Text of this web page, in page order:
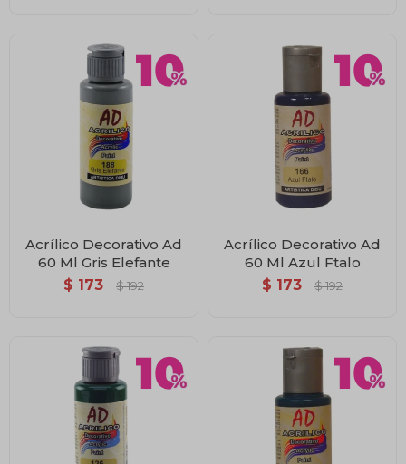
Acrílico Decorativo Ad
60 Ml Gris Elefante
$ 173 $ 192
Acrílico Decorativo Ad
60 Ml Azul Ftalo
$ 173 $ 192